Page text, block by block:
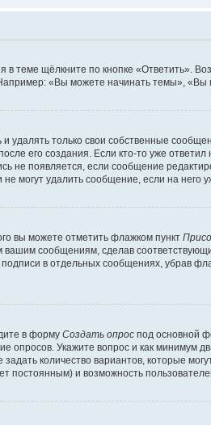
щёлкните по кнопке «Ответить».
«Вы можете начинать темы», «Вы
только свои собственные
его создания. Если кто-то уже
не появляется, если сообщение
могут удалить сообщение, если на него
вы можете отметить флажком пункт
сообщениям, сделав
в отдельных сообщениях, убрав
в форму Создать опрос под основной
Укажите вопрос и как минимум
количество вариантов, которые
и возможность